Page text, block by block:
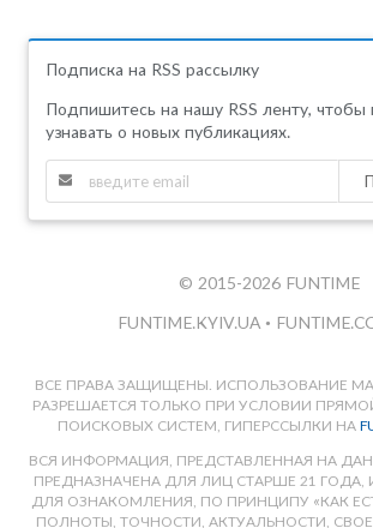
Подписка на RSS рассылку
Подпишитесь на нашу RSS ленту,
узнавать о новых публикациях.
© 2015-2026 FUNTIME
FUNTIME.KYIV.UA •
ВСЕ ПРАВА ЗАЩИЩЕНЫ. ИСПОЛЬЗОВАНИЕ
РАЗРЕШАЕТСЯ ТОЛЬКО ПРИ УСЛОВИИ
ПОИСКОВЫХ СИСТЕМ, ГИПЕРССЫЛКИ НА
ВСЯ ИНФОРМАЦИЯ, ПРЕДСТАВЛЕННАЯ НА
ПРЕДНАЗНАЧЕНА ДЛЯ ЛИЦ СТАРШЕ 21
ДЛЯ ОЗНАКОМЛЕНИЯ, ПО ПРИНЦИПУ «КАК
ПОЛНОТЫ, ТОЧНОСТИ, АКТУАЛЬНОСТИ,